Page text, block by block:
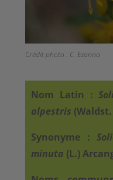
Crédit photo : C. Ezanno
Nom Latin :
alpestris (Waldst.
Synonyme :
minuta (L.)